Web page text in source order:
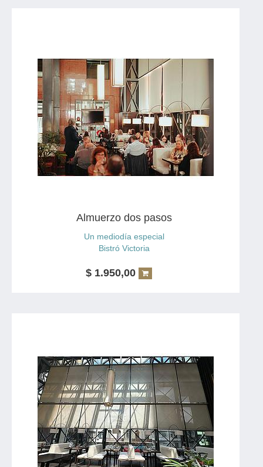
Opciones de bebida:
Agua mineral
Refresco
Copa de vino
Los platos serán seleccionados de nuestra carta
Almuerzo dos pasos
Un mediodía especial
Bistró Victoria
1 Postre
Opciones de bebida:
Agua mineral
Refresco
Copa de vino
$ 1.950,00